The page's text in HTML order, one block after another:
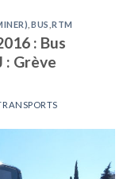
BUS ,RTM
: Bus
: Grève